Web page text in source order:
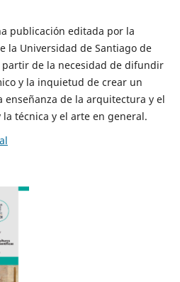
publicación editada por la
la Universidad de Santiago de
partir de la necesidad de difundir
y la inquietud de crear un
de la arquitectura y el
técnica y el arte en general.